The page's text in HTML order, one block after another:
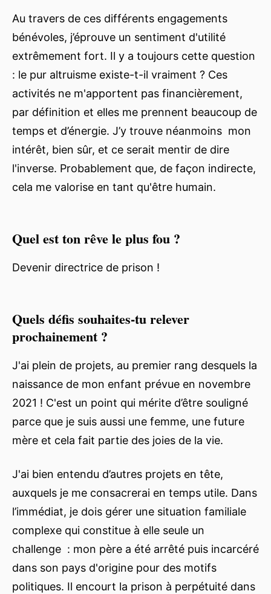
Au travers de ces différents engagements
bénévoles, j’éprouve un sentiment d'utilité
extrêmement fort. Il y a toujours cette question
: le pur altruisme existe-t-il vraiment ? Ces
activités ne m'apportent pas financièrement,
par définition et elles me prennent beaucoup de
temps et d’énergie. J’y trouve néanmoins mon
intérêt, bien sûr, et ce serait mentir de dire
l'inverse. Probablement que, de façon indirecte,
cela me valorise en tant qu'être humain.
Quel est ton rêve le plus fou ?
Devenir directrice de prison !
Quels défis souhaites-tu relever
prochainement ?
J'ai plein de projets, au premier rang desquels la
naissance de mon enfant prévue en novembre
2021 ! C'est un point qui mérite d’être souligné
parce que je suis aussi une femme, une future
mère et cela fait partie des joies de la vie.
J'ai bien entendu d’autres projets en tête,
auxquels je me consacrerai en temps utile. Dans
l’immédiat, je dois gérer une situation familiale
complexe qui constitue à elle seule un
challenge : mon père a été arrêté puis incarcéré
dans son pays d'origine pour des motifs
politiques. Il encourt la prison à perpétuité dans